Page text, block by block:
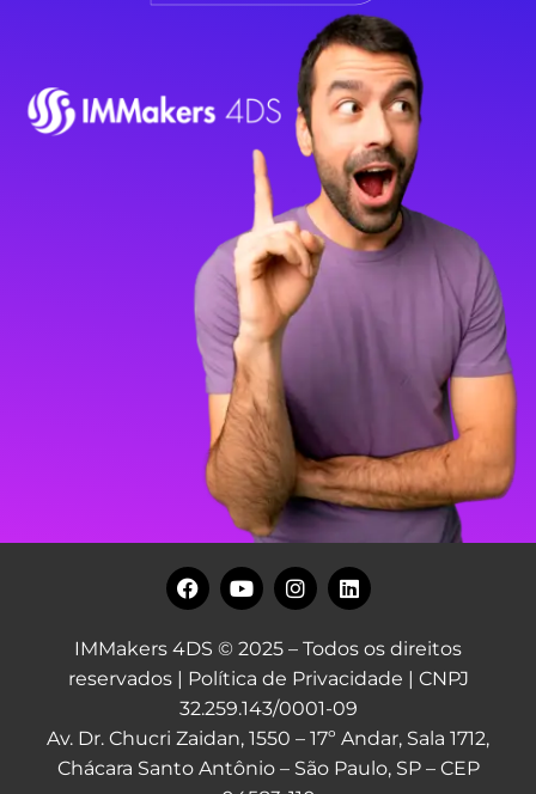
IMMakers 4DS © 2025 – Todos os direitos
reservados | Política de Privacidade | CNPJ
32.259.143/0001-09
Av. Dr. Chucri Zaidan, 1550 – 17º Andar, Sala 1712,
Chácara Santo Antônio – São Paulo, SP – CEP